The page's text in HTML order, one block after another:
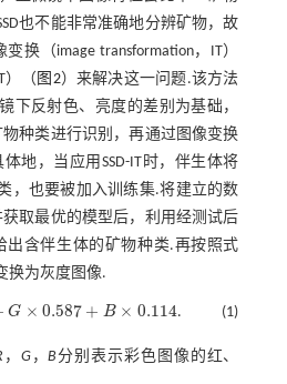
也不能非常准确地分辨矿物，故
换（image transformation，IT）
）（ 图2）来解决这一问题.该方法
下反射色、亮度的差别为基础，
物种类进行识别，再通过图像变换
地，当应用SSD-IT时，伴生体将
，也要被加入训练集.将建立的数
获取最优的模型后，利用经测试后
出含伴生体的矿物种类.再按照式
换为灰度图像.
G × 0.587 + B × 0.114
+B ×0.114 . (1)
， G，B分别表示彩色图像的红、